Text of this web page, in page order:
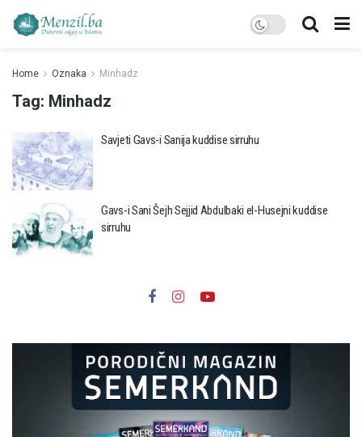
Home Oznaka Minhadz
Tag: Minhadz
Savjeti Gavs-i Sanija kuddise sirruhu
Gavs-i Sani Šejh Sejjid Abdulbaki el-Husejni kuddise
sirruhu